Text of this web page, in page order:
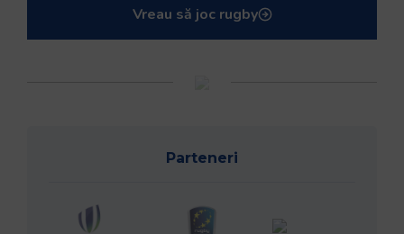
Vreau să joc rugby
Parteneri